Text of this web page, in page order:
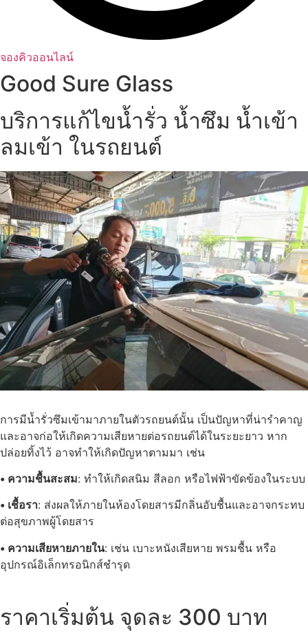
จองคิวออนไลน์
Good Sure Glass
บริการแก้ไขน้ำรั่ว น้ำซึม น้ำเข้า
ลมเข้า ในรถยนต์
การมีน้ำรั่วซึมเข้ามาภายในตัวรถยนต์นั้น เป็นปัญหาที่น่ารำคาญ
และอาจก่อให้เกิดความเสียหายต่อรถยนต์ได้ในระยะยาว หาก
ปล่อยทิ้งไว้ อาจทำให้เกิดปัญหาตามมา เช่น
• ความชื้นสะสม: ทำให้เกิดสนิม สีลอก หรือไฟฟ้าขัดข้องในระบบ
• เชื้อรา: ส่งผลให้ภายในห้องโดยสารมีกลิ่นอับชื้นและอาจกระทบ
ต่อสุขภาพผู้โดยสาร
• ความเสียหายภายใน: เช่น เบาะหนังเสียหาย พรมชื้น หรือ
อุปกรณ์อิเล็กทรอนิกส์ชำรุด
ราคาเริ่มต้น จุดละ 300 บาท